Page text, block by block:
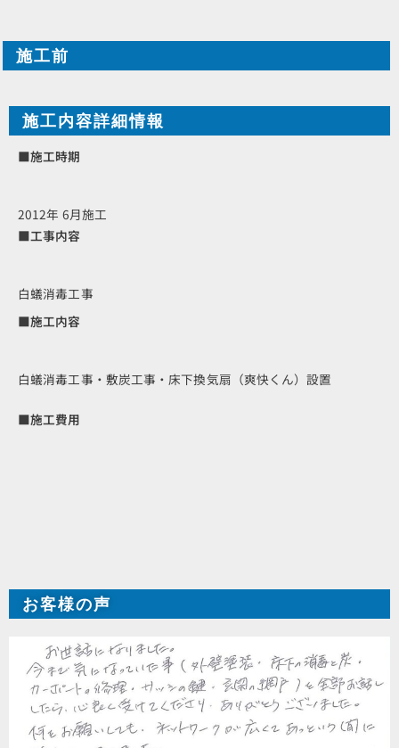
施工前
施工内容詳細情報
■施工時期
2012年 6月施工
■工事内容
白蟻消毒工事
■施工内容
白蟻消毒工事・敷炭工事・床下換気扇（爽快くん）設置
■施工費用
お客様の声